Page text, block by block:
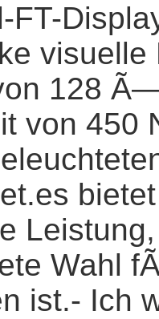
FT-
visuelle
128
von 450
Wahl
ist.- Ich